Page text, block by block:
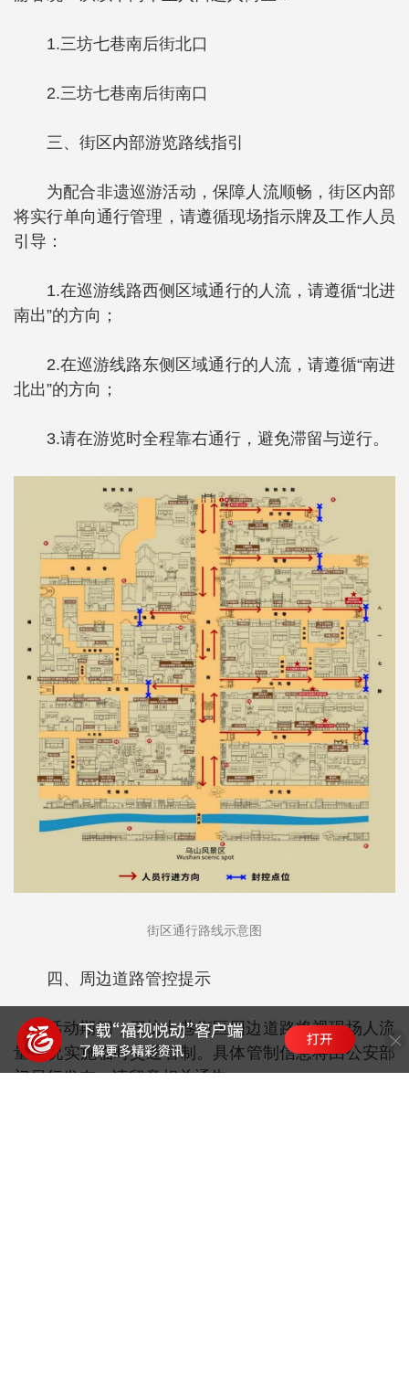
1.三坊七巷南后街北口
2.三坊七巷南后街南口
三、街区内部游览路线指引
为配合非遗巡游活动，保障人流顺畅，街区内部
将实行单向通行管理，请遵循现场指示牌及工作人员
引导：
1.在巡游线路西侧区域通行的人流，请遵循“北进
南出”的方向；
2.在巡游线路东侧区域通行的人流，请遵循“南进
北出”的方向；
3.请在游览时全程靠右通行，避免滞留与逆行。
街区通行路线示意图
四、周边道路管控提示
活动期间，三坊七巷街区周边道路将视现场人流
量情况实施临时交通管制。具体管制信息将由公安部
门另行发布，请留意相关通告。